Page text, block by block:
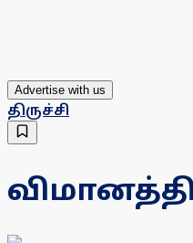
Advertise with us
திருச்சி